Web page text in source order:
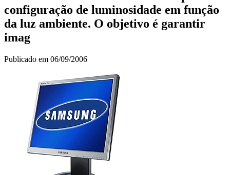
configuração de luminosidade em função
da luz ambiente. O objetivo é garantir
imag
Publicado em 06/09/2006